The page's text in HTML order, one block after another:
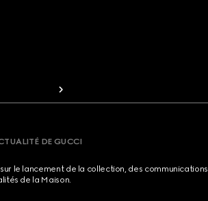
DE GUCCI
le lancement de la collection, des communications
de la Maison.